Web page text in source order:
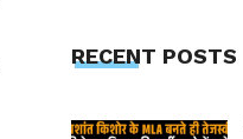
RECENT POSTS